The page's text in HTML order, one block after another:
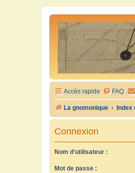
Accès rapide FAQ
La gnomonique Index
Connexion
Nom d’utilisateur :
Mot de passe :